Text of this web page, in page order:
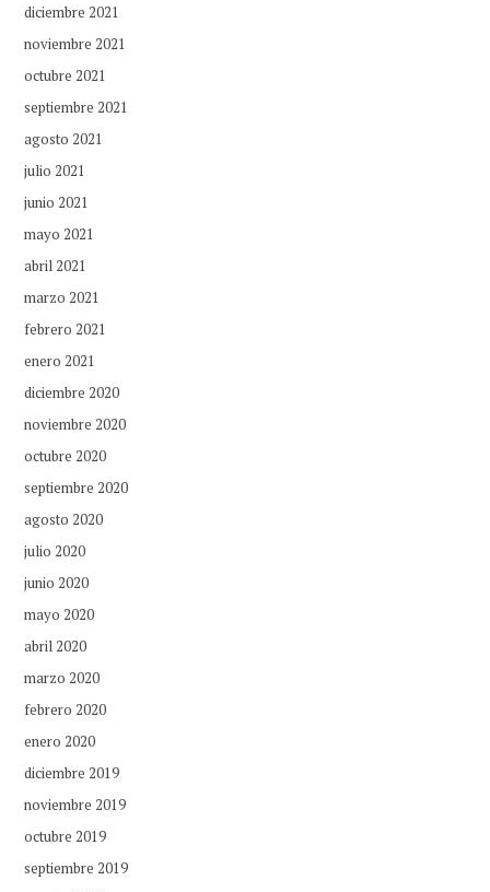
diciembre 2021
noviembre 2021
octubre 2021
septiembre 2021
agosto 2021
julio 2021
junio 2021
mayo 2021
abril 2021
marzo 2021
febrero 2021
enero 2021
diciembre 2020
noviembre 2020
octubre 2020
septiembre 2020
agosto 2020
julio 2020
junio 2020
mayo 2020
abril 2020
marzo 2020
febrero 2020
enero 2020
diciembre 2019
noviembre 2019
octubre 2019
septiembre 2019